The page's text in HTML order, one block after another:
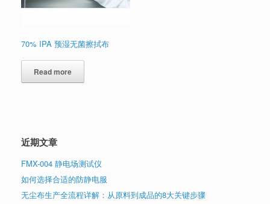
70% IPA 预湿无菌擦拭布
Read more
近期文章
FMX-004 静电场测试仪
如何选择合适的防静电服
无尘布生产全流程详解：从原料到成品的8大关键步骤